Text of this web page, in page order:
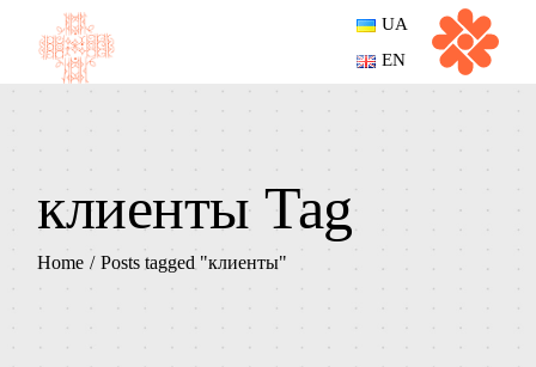
content
UA
EN
клиенты Tag
Home Posts tagged "клиенты"